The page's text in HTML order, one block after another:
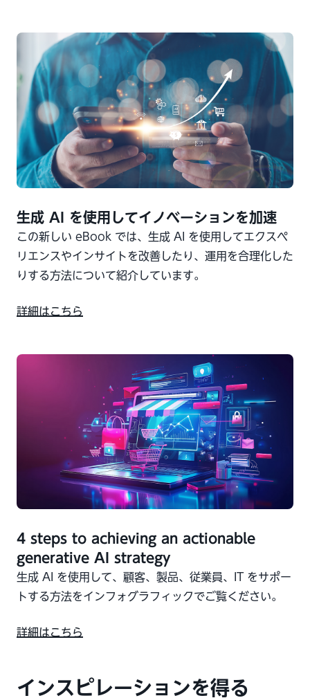
生成 AI を使用してイノベーションを加速
この新しい eBook では、生成 AI を使用してエクスペ
リエンスやインサイトを改善したり、運用を合理化した
りする方法について紹介しています。
詳細はこちら
4 steps to achieving an actionable
generative AI strategy
生成 AI を使用して、顧客、製品、従業員、IT をサポー
トする方法をインフォグラフィックでご覧ください。
詳細はこちら
インスピレーションを得る